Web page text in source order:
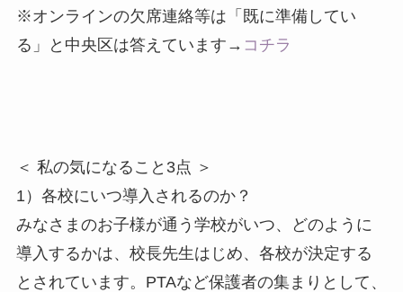
※オンラインの欠席連絡等は「既に準備してい
る」と中央区は答えています→ コチラ
＜ 私の気になること3点 ＞
1）各校にいつ導入されるのか？
みなさまのお子様が通う学校がいつ、どのように
導入するかは、校長先生はじめ、各校が決定する
とされています。PTAなど保護者の集まりとして、